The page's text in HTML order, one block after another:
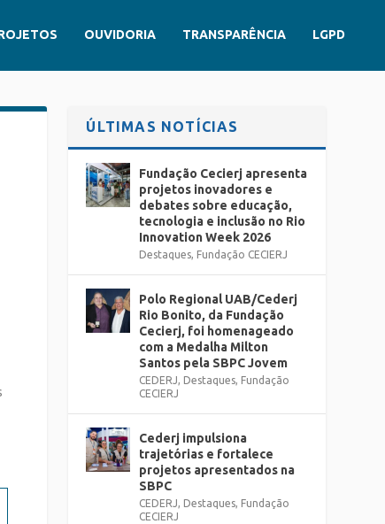
OUVIDORIA TRANSPARÊNCIA LGPD
ÚLTIMAS NOTÍCIAS
Fundação Cecierj apresenta
projetos inovadores e
debates sobre educação,
tecnologia e inclusão no Rio
Innovation Week 2026
Destaques, Fundação CECIERJ
Polo Regional UAB/Cederj
Rio Bonito, da Fundação
Cecierj, foi homenageado
com a Medalha Milton
Santos pela SBPC Jovem
CEDERJ, Destaques, Fundação
CECIERJ
Cederj impulsiona
trajetórias e fortalece
projetos apresentados na
SBPC
CEDERJ, Destaques, Fundação
CECIERJ